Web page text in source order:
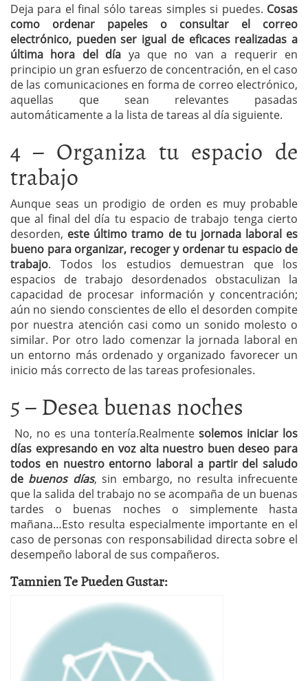
Deja para el final sólo tareas simples si puedes. Cosas
como ordenar papeles o consultar el correo
electrónico, pueden ser igual de eficaces realizadas a
última hora del día ya que no van a requerir en
principio un gran esfuerzo de concentración, en el caso
de las comunicaciones en forma de correo electrónico,
aquellas que sean relevantes pasadas
automáticamente a la lista de tareas al día siguiente.
4 – Organiza tu espacio de
trabajo
Aunque seas un prodigio de orden es muy probable
que al final del día tu espacio de trabajo tenga cierto
desorden, este último tramo de tu jornada laboral es
bueno para organizar, recoger y ordenar tu espacio de
trabajo. Todos los estudios demuestran que los
espacios de trabajo desordenados obstaculizan la
capacidad de procesar información y concentración;
aún no siendo conscientes de ello el desorden compite
por nuestra atención casi como un sonido molesto o
similar. Por otro lado comenzar la jornada laboral en
un entorno más ordenado y organizado favorecer un
inicio más correcto de las tareas profesionales.
5 – Desea buenas noches
No, no es una tontería.Realmente solemos iniciar los
días expresando en voz alta nuestro buen deseo para
todos en nuestro entorno laboral a partir del saludo
de buenos días, sin embargo, no resulta infrecuente
que la salida del trabajo no se acompaña de un buenas
tardes o buenas noches o simplemente hasta
mañana…Esto resulta especialmente importante en el
caso de personas con responsabilidad directa sobre el
desempeño laboral de sus compañeros.
Tamnien Te Pueden Gustar: